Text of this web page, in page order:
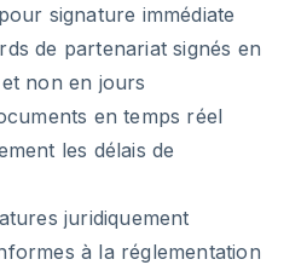
signature immédiate
de partenariat signés en
non en jours
en temps réel
les délais de
juridiquement
à la réglementation